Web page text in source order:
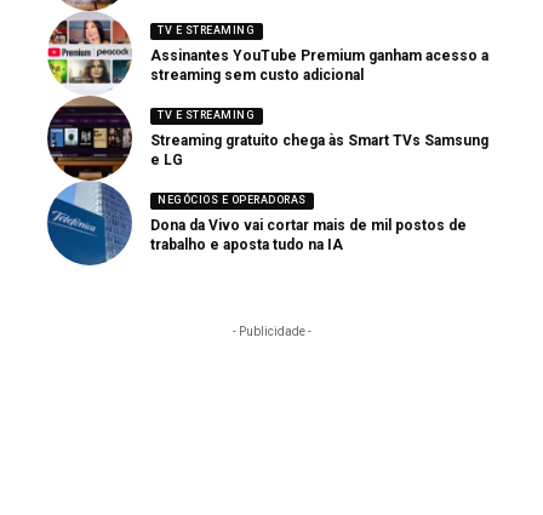
TV E STREAMING
Assinantes YouTube Premium ganham acesso a
streaming sem custo adicional
TV E STREAMING
Streaming gratuito chega às Smart TVs Samsung
e LG
NEGÓCIOS E OPERADORAS
Dona da Vivo vai cortar mais de mil postos de
trabalho e aposta tudo na IA
- Publicidade -